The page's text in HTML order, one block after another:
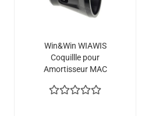
Win&Win WIAWIS
Coquillle pour
Amortisseur MAC